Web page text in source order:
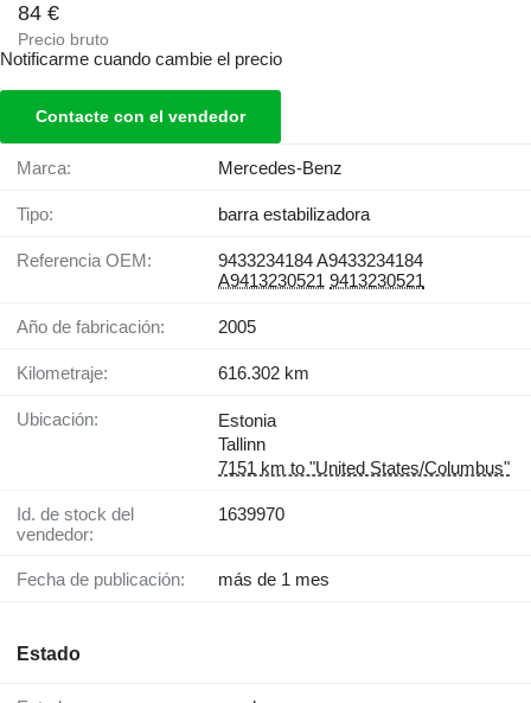
84 €
Precio bruto
Notificarme cuando cambie el precio
Contacte con el vendedor
Marca: Mercedes-Benz
Tipo: barra estabilizadora
Referencia OEM:
9433234184 A9433234184
A9413230521 9413230521
Año de fabricación: 2005
Kilometraje: 616.302 km
Ubicación:
Estonia
Tallinn
7151 km to "United States/Columbus"
Id. de stock del
vendedor:
1639970
Fecha de publicación: más de 1 mes
Estado